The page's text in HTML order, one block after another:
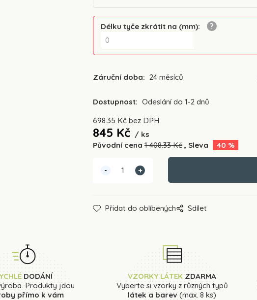
Délku tyče zkrátit na (mm):
Záruční doba: 24 měsíců
Dostupnost: Odeslání do 1-2 dnů
698.35 Kč bez DPH
845 Kč
ks
Původní cena 1 408.33Kč Sleva 40 %
Přidat do oblíbených Sdílet
DODÁNÍ
Produkty jdou
přímo k vám
VZORKY LÁTEK ZDARMA
Vyberte si vzorky z různých typů
látek a barev(max. 8 ks)